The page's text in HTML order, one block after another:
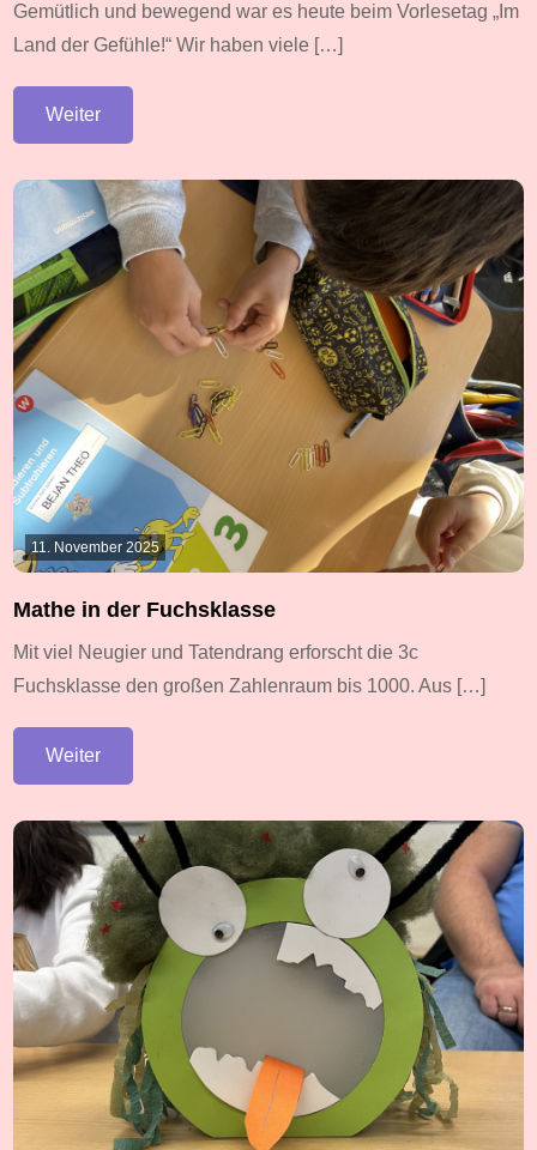
Gemütlich und bewegend war es heute beim Vorlesetag „Im
Land der Gefühle!“ Wir haben viele […]
Weiter
11. November 2025
Mathe in der Fuchsklasse
Mit viel Neugier und Tatendrang erforscht die 3c
Fuchsklasse den großen Zahlenraum bis 1000. Aus […]
Weiter